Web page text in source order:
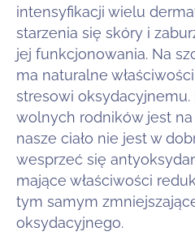
intensyfikacji wielu
starzenia się skóry i
jej funkcjonowania. Na
ma naturalne
stresowi oksydacyjnemu.
wolnych rodników jest
nasze ciało nie jest w
wesprzeć się
mające właściwości
tym samym
oksydacyjnego.